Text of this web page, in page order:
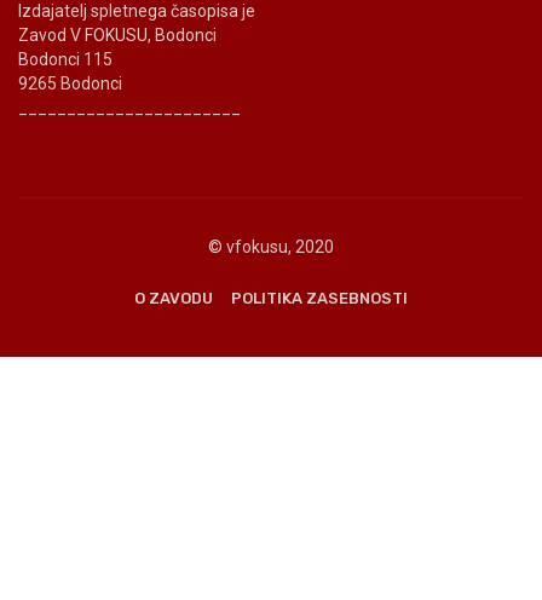
Izdajatelj spletnega časopisa je
Zavod V FOKUSU, Bodonci
Bodonci 115
9265 Bodonci
© vfokusu, 2020
O ZAVODU POLITIKA ZASEBNOSTI